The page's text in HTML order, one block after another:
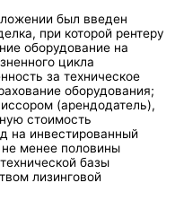
был введен
при которой рентеру
оборудование на
цикла
за техническое
оборудования;
(арендодатель),
стоимость
на инвестированный
менее половины
базы
лизинговой